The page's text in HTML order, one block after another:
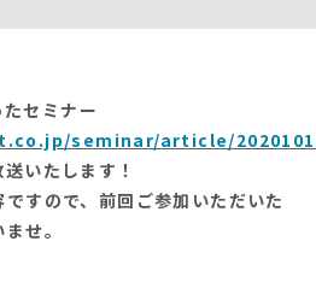
セミナー
seminar/article/
いたします！
すので、前回ご参加いただいた
せ。